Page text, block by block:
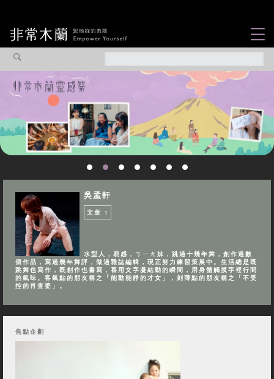
焦點企劃
社會企業
吳孟軒
文章 1
水型人，易感，ㄎㄧㄤ妹，跳過十幾年舞，創作過數
個作品，寫過幾年舞評，做過雜誌編輯，現正努力練習策展中。生活總是既
跳舞也寫作，既創作也書寫，喜用文字凝結動的瞬間，用身體觸摸字裡行間
的氣味。客氣點的朋友稱之「能動能靜的才女」，刻薄點的朋友稱之「不受
控的肖查婆」。
焦點企劃